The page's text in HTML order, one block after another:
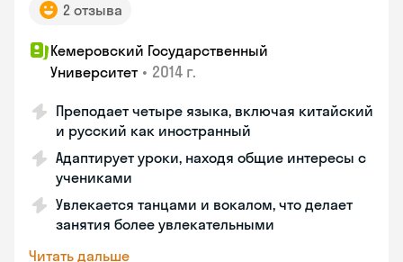
2 отзыва
Кемеровский Государственный
Университет • 2014 г.
Преподает четыре языка, включая китайский
и русский как иностранный
Адаптирует уроки, находя общие интересы с
учениками
Увлекается танцами и вокалом, что делает
занятия более увлекательными
Читать дальше